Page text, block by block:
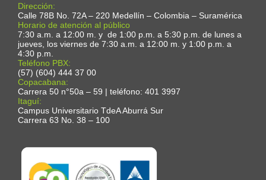
Dirección:
Calle 78B No. 72A – 220 Medellín – Colombia – Suramérica
Horario de atención al público
7:30 a.m. a 12:00 m. y de 1:00 p.m. a 5:30 p.m. de lunes a
jueves, los viernes de 7:30 a.m. a 12:00 m. y 1:00 p.m. a
4:30 p.m.
Teléfono PBX:
(57) (604) 444 37 00
Copacabana:
Carrera 50 n°50a – 59 | teléfono: 401 3997
Itaguí:
Campus Universitario TdeA Aburrá Sur
Carrera 63 No. 38 – 100